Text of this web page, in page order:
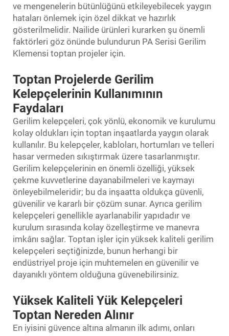
ve mengenelerin bütünlüğünü etkileyebilecek yaygın
hataları önlemek için özel dikkat ve hazırlık
gösterilmelidir. Nailide ürünleri kurarken şu önemli
faktörleri göz önünde bulundurun PA Serisi Gerilim
Klemensi toptan projeler için.
Toptan Projelerde Gerilim
Kelepçelerinin Kullanımının
Faydaları
Gerilim kelepçeleri, çok yönlü, ekonomik ve kurulumu
kolay oldukları için toptan inşaatlarda yaygın olarak
kullanılır. Bu kelepçeler, kabloları, hortumları ve telleri
hasar vermeden sıkıştırmak üzere tasarlanmıştır.
Gerilim kelepçelerinin en önemli özelliği, yüksek
çekme kuvvetlerine dayanabilmeleri ve kaymayı
önleyebilmeleridir; bu da inşaatta oldukça güvenli,
güvenilir ve kararlı bir çözüm sunar. Ayrıca gerilim
kelepçeleri genellikle ayarlanabilir yapıdadır ve
kurulum sırasında kolay özelleştirme ve manevra
imkânı sağlar. Toptan işler için yüksek kaliteli gerilim
kelepçeleri seçtiğinizde, bunun herhangi bir
endüstriyel proje için muhtemelen en güvenilir ve
dayanıklı yöntem olduğuna güvenebilirsiniz.
Yüksek Kaliteli Yük Kelepçeleri
Toptan Nereden Alınır
En iyisini güvence altına almanın ilk adımı, onları